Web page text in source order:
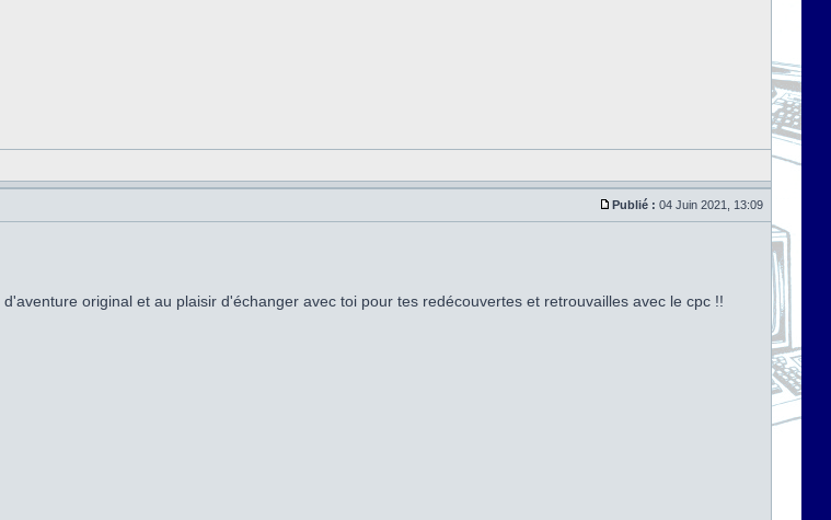
Publié : 04 Juin 2021, 13:09
original et au plaisir d'échanger avec toi pour tes redécouvertes et retrouvailles avec le cpc !!